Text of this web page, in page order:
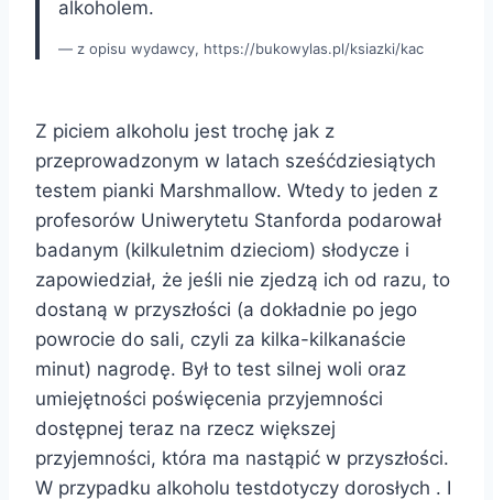
alkoholem.
z opisu wydawcy, https://bukowylas.pl/ksiazki/kac
Z piciem alkoholu jest trochę jak z
przeprowadzonym w latach sześćdziesiątych
testem pianki Marshmallow. Wtedy to jeden z
profesorów Uniwerytetu Stanforda podarował
badanym (kilkuletnim dzieciom) słodycze i
zapowiedział, że jeśli nie zjedzą ich od razu, to
dostaną w przyszłości (a dokładnie po jego
powrocie do sali, czyli za kilka-kilkanaście
minut) nagrodę. Był to test silnej woli oraz
umiejętności poświęcenia przyjemności
dostępnej teraz na rzecz większej
przyjemności, która ma nastąpić w przyszłości.
W przypadku alkoholu testdotyczy dorosłych . I